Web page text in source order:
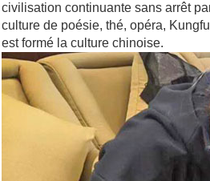
civilisation continuante sans arrêt
culture de poésie, thé, opéra,
est formé la culture chinoise.